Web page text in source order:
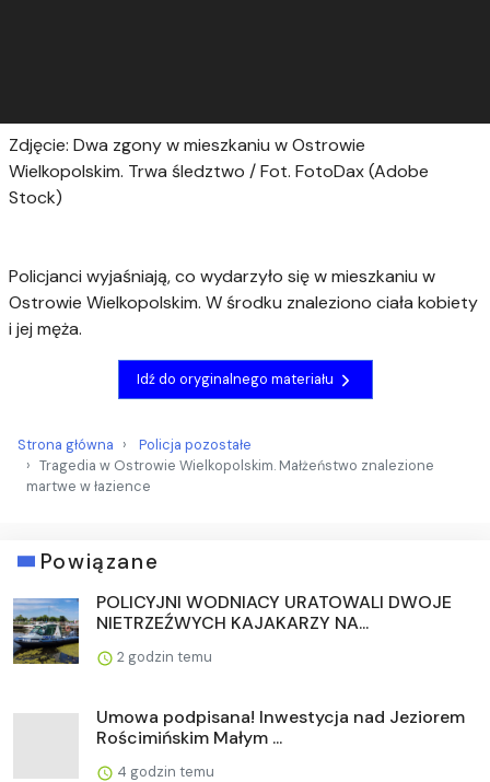
Zdjęcie: Dwa zgony w mieszkaniu w Ostrowie
Wielkopolskim. Trwa śledztwo / Fot. FotoDax (Adobe
Stock)
Policjanci wyjaśniają, co wydarzyło się w mieszkaniu w
Ostrowie Wielkopolskim. W środku znaleziono ciała kobiety
i jej męża.
Idź do oryginalnego materiału
Strona główna
Policja pozostałe
Tragedia w Ostrowie Wielkopolskim. Małżeństwo znalezione
martwe w łazience
Powiązane
POLICYJNI WODNIACY URATOWALI DWOJE
NIETRZEŹWYCH KAJAKARZY NA...
2 godzin temu
Umowa podpisana! Inwestycja nad Jeziorem
Rościmińskim Małym ...
4 godzin temu